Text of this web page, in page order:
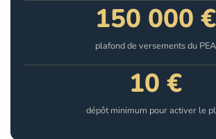
150 000 €
plafond de versements du PEA
10 €
dépôt minimum pour activer le